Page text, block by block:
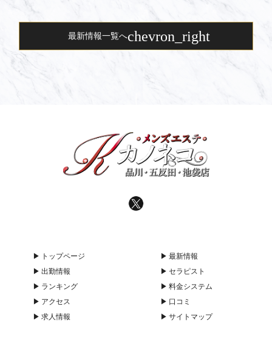
最新情報一覧へchevron_right
トップページ
最新情報
出勤情報
セラピスト
ランキング
料金システム
アクセス
口コミ
求人情報
サイトマップ